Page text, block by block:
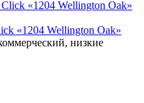
«1204 Wellington Oak»
низкие